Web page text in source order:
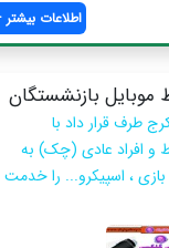
اطلاعات بیشتر
بازنشستگان
طرف قرار داد با
و افراد عادی (چک) به
موبایل ، خط۹۱۲ ، کنسول بازی ، اسپیکرو... را خدمت